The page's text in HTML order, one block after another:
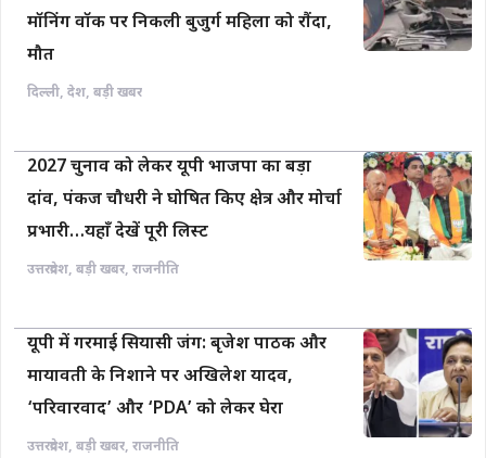
मॉनिंग वॉक पर निकली बुजुर्ग महिला को रौंदा,
मौत
दिल्ली, देश, बड़ी खबर
2027 चुनाव को लेकर यूपी भाजपा का बड़ा
दांव, पंकज चौधरी ने घोषित किए क्षेत्र और मोर्चा
प्रभारी…यहाँ देखें पूरी लिस्ट
उत्तरप्रदेश, बड़ी खबर, राजनीति
यूपी में गरमाई सियासी जंग: बृजेश पाठक और
मायावती के निशाने पर अखिलेश यादव,
‘परिवारवाद’ और ‘PDA’ को लेकर घेरा
उत्तरप्रदेश, बड़ी खबर, राजनीति